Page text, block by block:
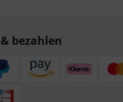
bezahlen